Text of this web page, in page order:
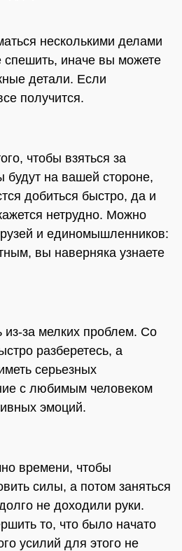
несколькими делами
спешить, иначе вы можете
детали. Если
получится.
чтобы взяться за
на вашей стороне,
добиться быстро, да и
нетрудно. Можно
и единомышленников:
вы наверняка узнаете
из-за мелких проблем. Со
разберетесь, а
серьезных
с любимым человеком
эмоций.
времени, чтобы
силы, а потом заняться
не доходили руки.
то, что было начато
усилий для этого не